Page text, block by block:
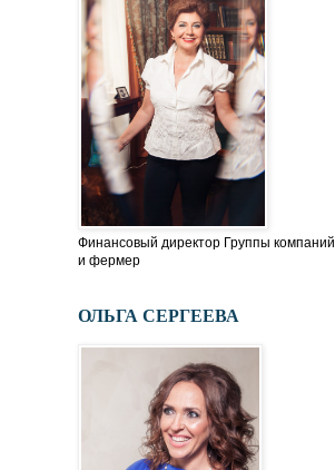
Финансовый директор Группы компаний
и фермер
ОЛЬГА СЕРГЕЕВА